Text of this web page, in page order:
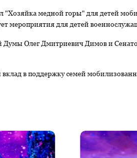
медной горы" для детей
мероприятия для детей
Олег Дмитриевич Димов и
в поддержку семей